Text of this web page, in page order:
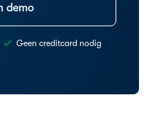
demo
Geen creditcard nodig